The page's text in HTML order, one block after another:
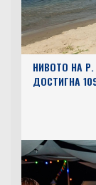
НИВОТО НА
ДОСТИГНА